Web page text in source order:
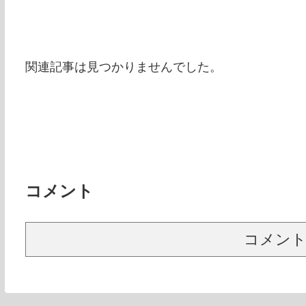
関連記事は見つかりませんでした。
コメント
コメン